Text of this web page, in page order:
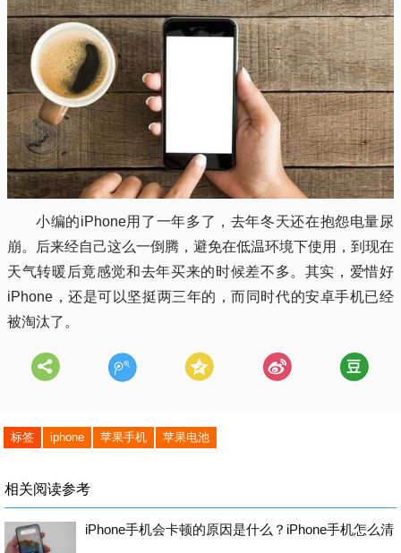
小编的iPhone用了一年多了，去年冬天还在抱怨电量尿
崩。后来经自己这么一倒腾，避免在低温环境下使用，到现在
天气转暖后竟感觉和去年买来的时候差不多。其实，爱惜好
iPhone，还是可以坚挺两三年的，而同时代的安卓手机已经
被淘汰了。
标签 iphone 苹果手机 苹果电池
相关阅读参考
iPhone手机会卡顿的原因是什么？iPhone手机怎么清